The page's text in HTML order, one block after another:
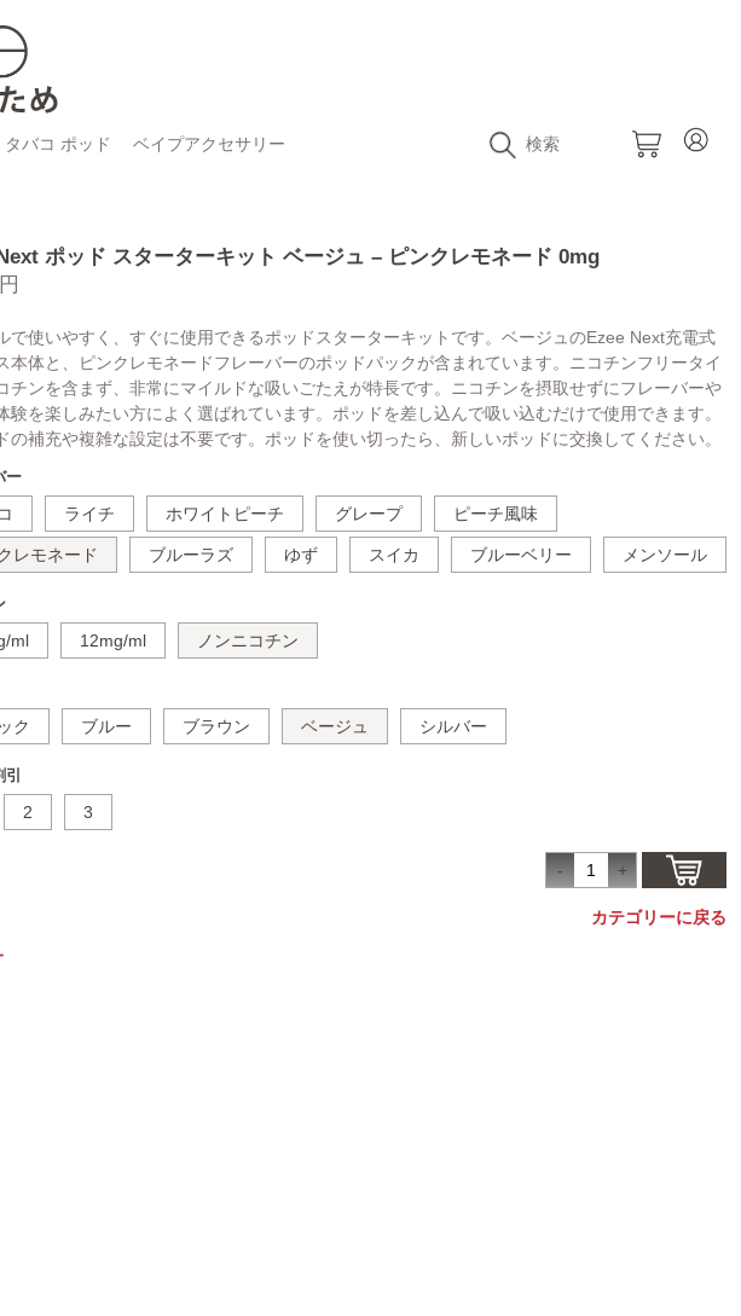
タバコ ポッド ベイプアクセサリー 検索
ポッド スターターキット ベージュ – ピンクレモネード 0mg
で使いやすく、すぐに使用できるポッドスターターキットです。ベージュのEzee Next充電式
本体と、ピンクレモネードフレーバーのポッドパックが含まれています。ニコチンフリータイ
チンを含まず、非常にマイルドな吸いごたえが特長です。ニコチンを摂取せずにフレーバーや
験を楽しみたい方によく選ばれています。ポッドを差し込んで吸い込むだけで使用できます。
の補充や複雑な設定は不要です。ポッドを使い切ったら、新しいポッドに交換してください。
ー
ライチ ホワイトピーチ グレープ ピーチ風味
レモネード ブルーラズ ゆず スイカ ブルーベリー メンソール
ml 12mg/ml ノンニコチン
ク ブルー ブラウン ベージュ シルバー
2 3
カテゴリーに戻る